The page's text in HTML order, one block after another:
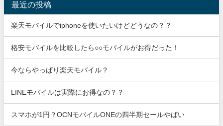
最近の投稿
楽天モバイルでiphoneを使いたいけどどうなの？？
格安モバイルを比較したら○○モバイルがお得だった！
今ならやっぱり楽天モバイル？
LINEモバイルは実際にお得なの？？
スマホが1円？OCNモバイルONEの四半期セールやばい